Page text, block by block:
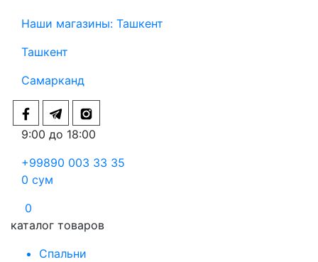
Наши магазины: Ташкент
Ташкент
Самарканд
9:00 до 18:00
+99890 003 33 35
0 сум
0
каталог товаров
Спальни